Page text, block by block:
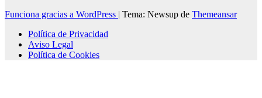
Funciona gracias a WordPress | Tema: Newsup de Themeansar
Política de Privacidad
Aviso Legal
Política de Cookies